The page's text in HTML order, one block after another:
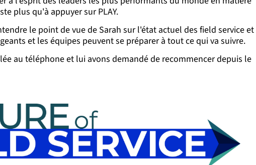
plus qu'à appuyer sur PLAY.
le point de vue de Sarah sur l'état actuel des field service et
et les équipes peuvent se préparer à tout ce qui va suivre.
au téléphone et lui avons demandé de recommencer depuis le